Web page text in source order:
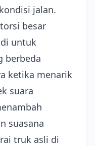
jalan.
besar
untuk
berbeda
ketika menarik
suara
suasana
truk asli di